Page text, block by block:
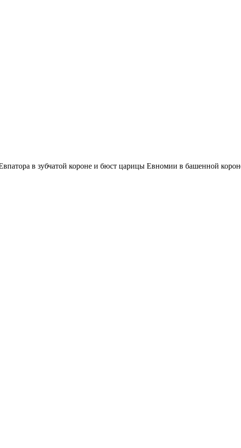
в зубчатой короне и бюст царицы Евномии в башенной